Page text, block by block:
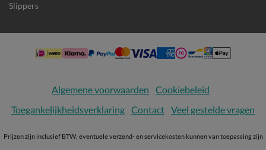
Slippers
Algemene voorwaarden
Cookiebeleid
Toegankelijkheidsverklaring Contact Veel gestelde vragen
Prijzen zijn inclusief BTW; eventuele verzend- en servicekosten kunnen van toepassing zijn